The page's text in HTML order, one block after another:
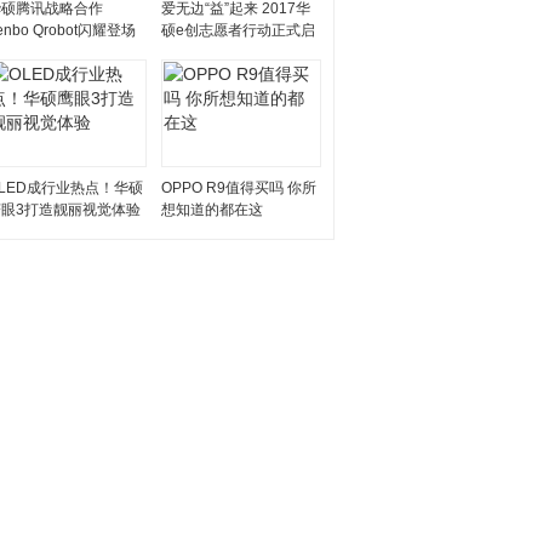
腾讯战略合作
Qrobot闪耀登场
爱无边“益”起来 2017华
硕e创志愿者行动正式启
成行业热点！华硕
3打造靓丽视觉体验
OPPO R9值得买吗 你所
想知道的都在这